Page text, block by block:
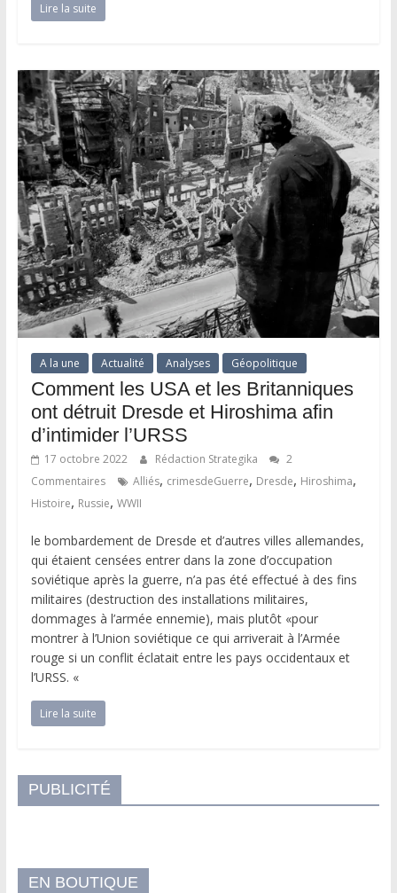
Lire la suite
A la une Actualité Analyses Géopolitique
Comment les USA et les Britanniques
ont détruit Dresde et Hiroshima afin
d’intimider l’URSS
17 octobre 2022 Rédaction Strategika
2
Commentaires
Alliés, crimesdeGuerre, Dresde, Hiroshima,
Histoire, Russie, WWII
le bombardement de Dresde et d’autres villes allemandes,
qui étaient censées entrer dans la zone d’occupation
soviétique après la guerre, n’a pas été effectué à des fins
militaires (destruction des installations militaires,
dommages à l’armée ennemie), mais plutôt «pour
montrer à l’Union soviétique ce qui arriverait à l’Armée
rouge si un conflit éclatait entre les pays occidentaux et
l’URSS. «
Lire la suite
PUBLICITÉ
EN BOUTIQUE